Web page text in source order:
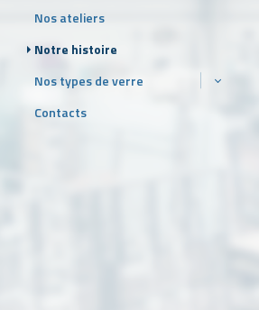
Nos ateliers
Notre histoire
Nos types de verre
Contacts